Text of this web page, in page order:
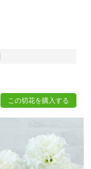
この切花を購入する